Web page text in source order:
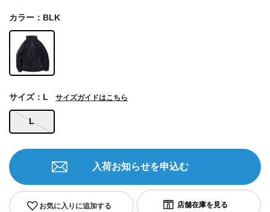
カラー：BLK
L
サイズ：L サイズガイドはこちら
お気に入りに追加する
入荷お知らせを申込む